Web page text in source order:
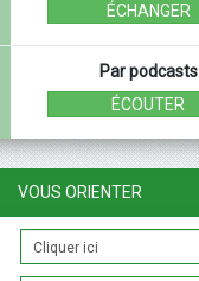
ÉCHANGER
Par podcasts
ÉCOUTER
VOUS ORIENTER